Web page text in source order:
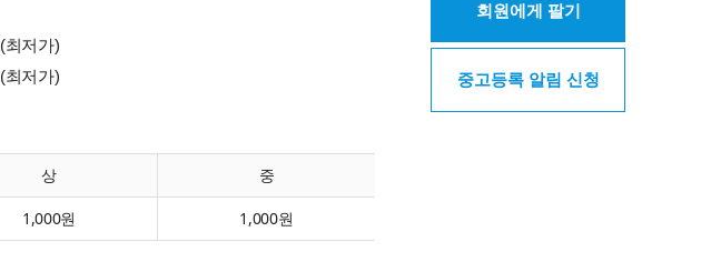
(최저가)
(최저가)
상 중
1,000원 1,000원
회원에게 팔기
중고등록 알림 신청